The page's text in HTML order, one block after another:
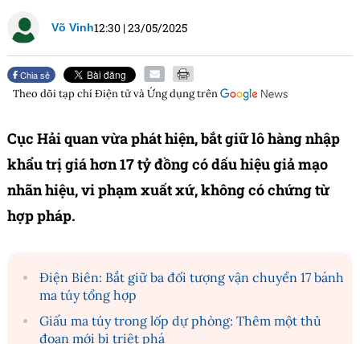
Võ Vinh12:30 |23/05/2025
Chia sẻ
Theo dõi tạp chíĐiện tử và Ứng dụngtrên
Cục Hải quan vừa phát hiện, bắt giữ lô hàng nhập
khẩu trị giá hơn 17 tỷ đồng có dấu hiệu giả mạo
nhãn hiệu, vi phạm xuất xứ, không có chứng từ
hợp pháp.
Điện Biên: Bắt giữ ba đối tượng vận chuyển 17 bánh
ma túy tổng hợp
Giấu ma túy trong lốp dự phòng: Thêm một thủ
đoạn mới bị triệt phá